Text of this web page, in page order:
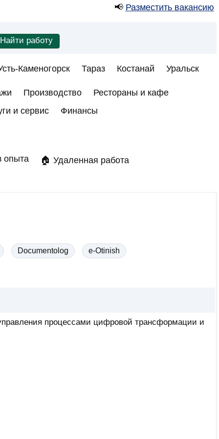
📢 Разместить вакансию
Каменогорск Тараз Костанай Уральск
Производство
Рестораны и кафе
и сервис Финансы
опыта 🏠 Удаленная работа
Documentolog e-Otinish
процессами цифровой трансформации и